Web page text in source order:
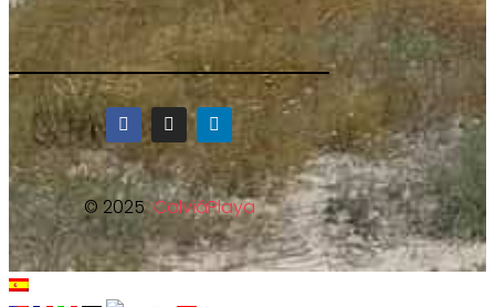
© 2025CalviáPlaya